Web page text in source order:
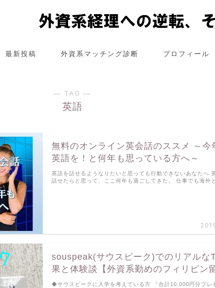
最新投稿 外資系マッチング診断 プロフィール
― TAG ―
英語
無料のオンライン英会話のススメ ～今
英語を！と何年も思っている方へ～
英語を話せるようなりたいと思っても行動できないあなたへ
話せたらと思って、ここ何年も過ごしてきた。 仕事でも海外
souspeak(サウスピーク)でのリアルな
果と体験談【外資系勤めのフィリピン
◆サウスピークに入学を考えている方 『合計10,000円分プレ